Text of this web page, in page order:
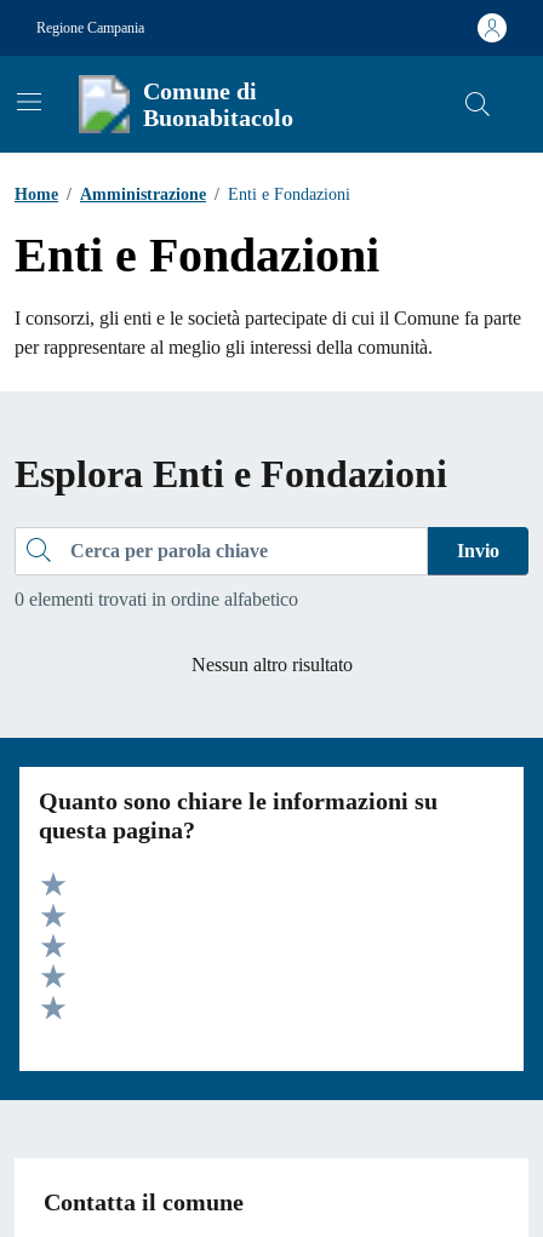
Regione Campania
Comune di
Buonabitacolo
Home / Amministrazione / Enti e Fondazioni
Enti e Fondazioni
I consorzi, gli enti e le società partecipate di cui il Comune fa parte
per rappresentare al meglio gli interessi della comunità.
Esplora Enti e Fondazioni
Cerca Invio
0 elementi trovati in ordine alfabetico
Nessun altro risultato
Quanto sono chiare le informazioni su
questa pagina?
Valuta 5 stelle su 5
Valuta 4 stelle su 5
Valuta 3 stelle su 5
Valuta 2 stelle su 5
Contatta il comune